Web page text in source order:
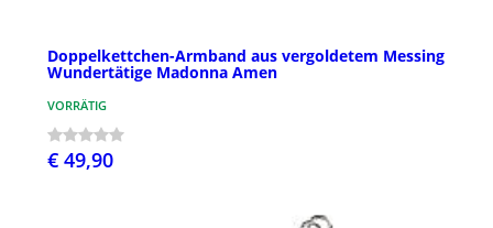
Doppelkettchen-Armband aus vergoldetem Messing
Wundertätige Madonna Amen
VORRÄTIG
€ 49,90